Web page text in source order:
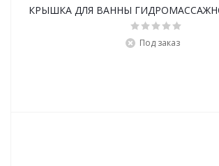
КРЫШКА ДЛЯ ВАННЫ
Под заказ